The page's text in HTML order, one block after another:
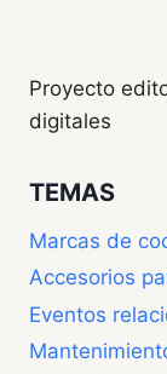
Proyecto
digitales
TEMAS
Marcas de
Accesorios
Eventos